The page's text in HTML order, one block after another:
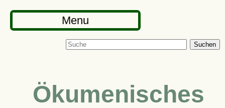
Menu
Suchen
Ökumenisches